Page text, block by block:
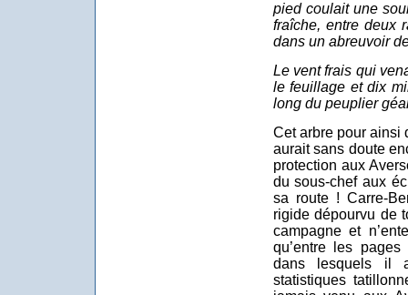
pied coulait une
fraîche, entre deux
dans un abreuvoir
Le vent frais qui
le feuillage et dix
long du peuplier
Cet arbre pour ainsi
aurait sans doute
protection aux
du sous-chef aux
sa route ! Carre-
rigide dépourvu de
campagne et
qu’entre les pages
dans lesquels il
statistiques